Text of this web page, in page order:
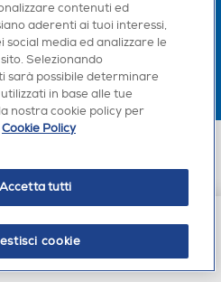
AL CARRELLO
SDI: HHBD9AK. Vendite soggette
in tema di Diritti dei
contenuti ed
aderenti ai tuoi interessi,
media ed analizzare le
Selezionando
sarà possibile determinare
in base alle tue
nostra cookie policy per
Cookie Policy
Accetta tutti
cookie